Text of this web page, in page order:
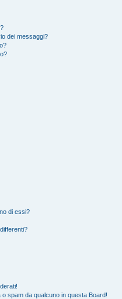
dei messaggi?
di essi?
spam da qualcuno in questa Board!